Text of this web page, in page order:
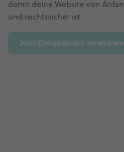
damit deine Website von
und rechtssicher ist.
Jetzt Erstgespräch